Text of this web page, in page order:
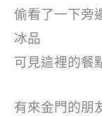
偷看了一下旁
冰品
可見這裡的餐
有來金門的朋